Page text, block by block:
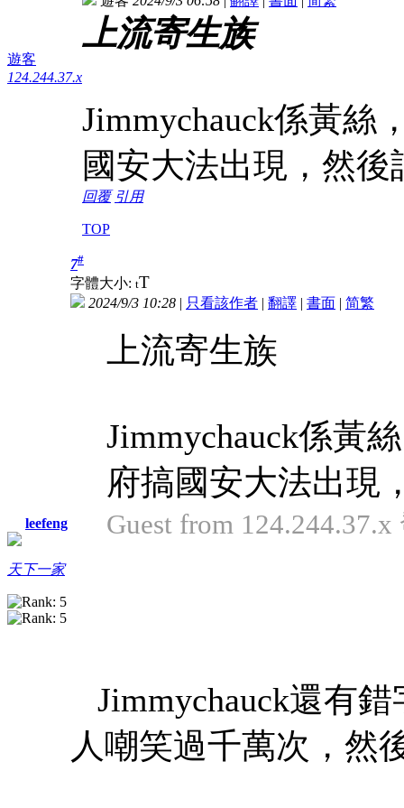
遊客
124.244.37.x
上流寄生族
Jimmychauck係黃絲
國安大法出現，然
回覆 引用
TOP
leefeng
天下一家
7#
字體大小: tT
2024/9/3 10:28 | 只看該作者 | 翻譯 | 書面 | 简繁
上流寄生族
Jimmychauck係黃
府搞國安大法出現
Guest from
Jimmychauck還有
人嘲笑過千萬次，然